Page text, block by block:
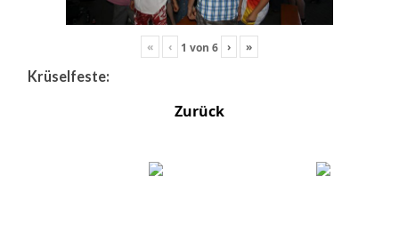
« ‹ 1 von 6 › »
Krüselfeste:
Zurück